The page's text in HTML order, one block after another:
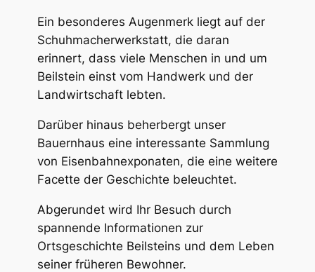
Ein besonderes Augenmerk liegt auf der
Schuhmacherwerkstatt, die daran
erinnert, dass viele Menschen in und um
Beilstein einst vom Handwerk und der
Landwirtschaft lebten.
Darüber hinaus beherbergt unser
Bauernhaus eine interessante Sammlung
von Eisenbahnexponaten, die eine weitere
Facette der Geschichte beleuchtet.
Abgerundet wird Ihr Besuch durch
spannende Informationen zur
Ortsgeschichte Beilsteins und dem Leben
seiner früheren Bewohner.